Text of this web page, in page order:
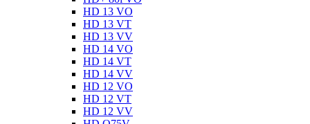
HD 13 VO
HD 13 VT
HD 13 VV
HD 14 VO
HD 14 VT
HD 14 VV
HD 12 VO
HD 12 VT
HD 12 VV